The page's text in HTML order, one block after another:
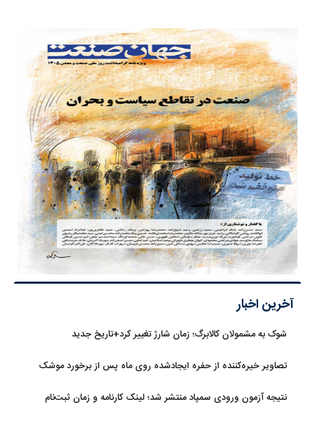
آخرین اخبار
شوک به مشمولان کالابرگ؛ زمان شارژ تغییر کرد+تاریخ جدید
تصاویر خیره‌کننده از حفره ایجادشده روی ماه پس از برخورد موشک
نتیجه آزمون ورودی سمپاد منتشر شد؛ لینک کارنامه و زمان ثبت‌نام